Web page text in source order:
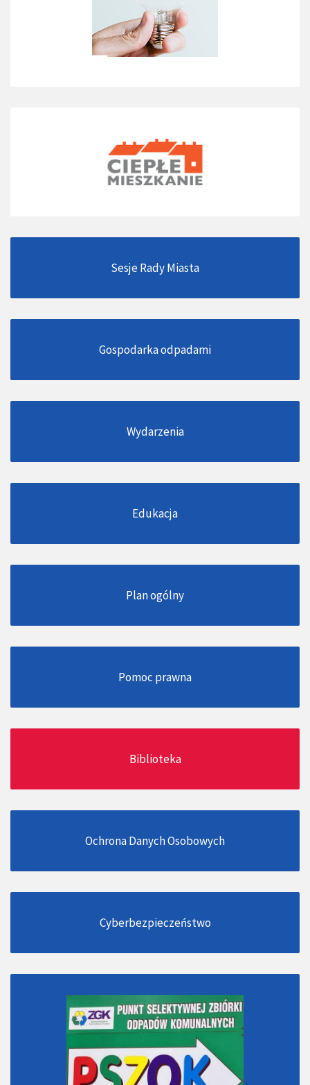
Sesje Rady Miasta
Gospodarka odpadami
Wydarzenia
Edukacja
Plan ogólny
Pomoc prawna
Biblioteka
Ochrona Danych Osobowych
Cyberbezpieczeństwo